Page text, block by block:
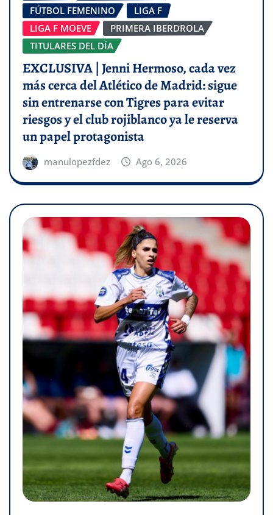
FÚTBOL FEMENINO
LIGA F
LIGA F MOEVE
PRIMERA IBERDROLA
TITULARES DEL DÍA
EXCLUSIVA | Jenni Hermoso, cada vez
más cerca del Atlético de Madrid: sigue
sin entrenarse con Tigres para evitar
riesgos y el club rojiblanco ya le reserva
un papel protagonista
manulopezfdez Ago 6, 2026